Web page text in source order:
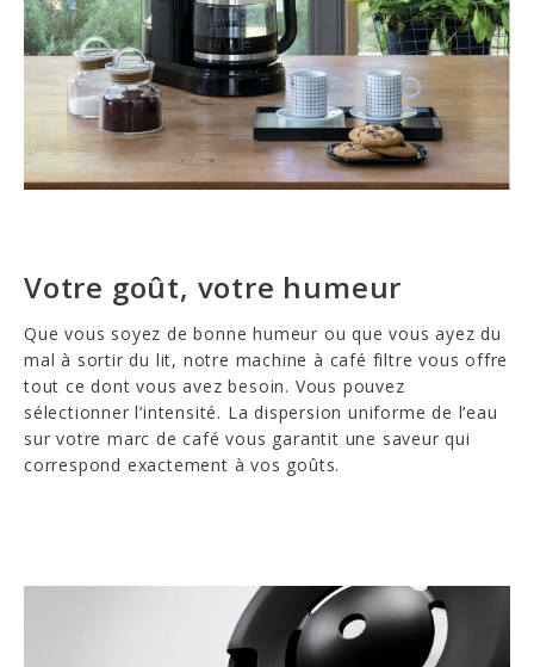
Votre goût, votre humeur
Que vous soyez de bonne humeur ou que vous ayez du
mal à sortir du lit, notre machine à café filtre vous offre
tout ce dont vous avez besoin. Vous pouvez
sélectionner l’intensité. La dispersion uniforme de l’eau
sur votre marc de café vous garantit une saveur qui
correspond exactement à vos goûts.